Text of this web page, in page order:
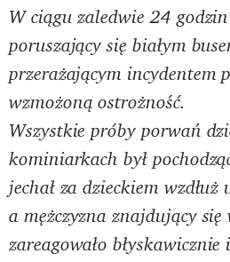
W ciągu zaledwie 24
poruszający się białym
przerażającym incydentem
wzmożoną ostrożność.
Wszystkie próby porwań
kominiarkach był
jechał za dzieckiem
a mężczyzna znajdujący
zareagowało